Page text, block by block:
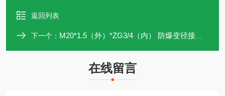
返回列表
下一个： M20*1.5（外）*ZG3/4（内） 防爆变径接头（碳钢镀锌）
在线留言